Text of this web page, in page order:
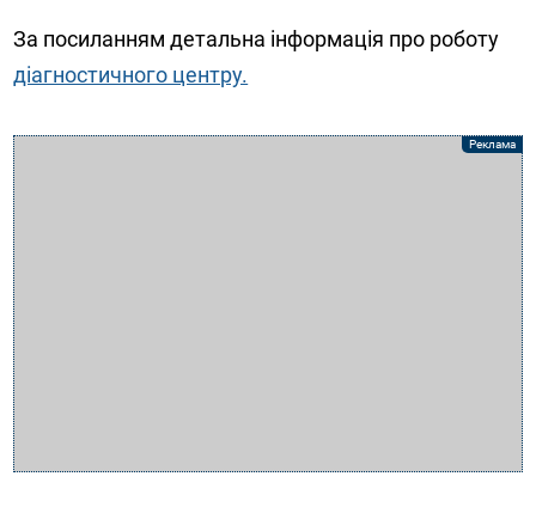
За посиланням детальна інформація про роботу
діагностичного центру.